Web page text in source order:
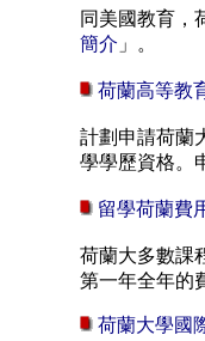
同美國教育，
簡介 」。
荷蘭高等教
計劃申請荷蘭
學學歷資格。
留學荷蘭費
荷蘭大多數課
第一年全年的
荷蘭大學國